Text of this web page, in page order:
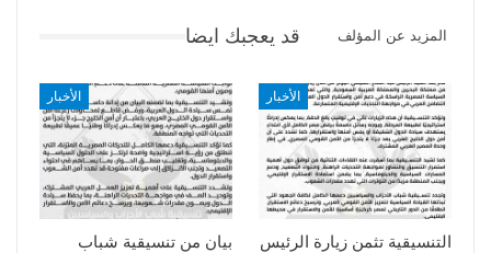
قد يعجبك ايضا المزيد عن المؤلف
الأخبار
بيان من تنسيقية شباب
الأخبار
التنسيقية تثمن زيارة الرئيس